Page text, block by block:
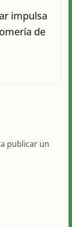
impulsa
de
publicar un